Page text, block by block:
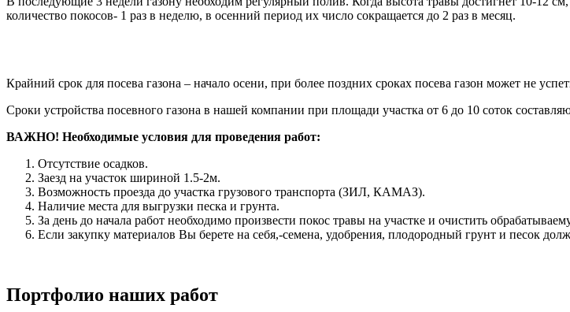
количество покосов- 1 раз в неделю, в осенний период их число сокращается до 2 раз в месяц.
Крайний срок для посева газона – начало осени, при более поздних сроках посева газон может не
Сроки устройства посевного газона в нашей компании при площади участка от 6 до 10 соток
ВАЖНО! Необходимые условия для проведения работ:
Отсутствие осадков.
Заезд на участок шириной 1.5-2м.
Возможность проезда до участка грузового транспорта (ЗИЛ, КАМАЗ).
Наличие места для выгрузки песка и грунта.
За день до начала работ необходимо произвести покос травы на участке и очистить
Если закупку материалов Вы берете на себя,-семена, удобрения, плодородный грунт и песок
Портфолио наших работ